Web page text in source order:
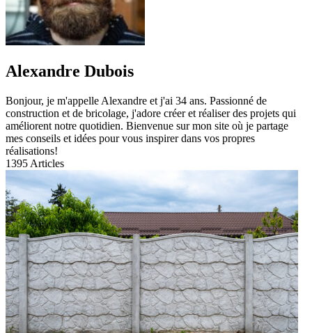
Alexandre Dubois
Bonjour, je m'appelle Alexandre et j'ai 34 ans. Passionné de
construction et de bricolage, j'adore créer et réaliser des projets qui
améliorent notre quotidien. Bienvenue sur mon site où je partage
mes conseils et idées pour vous inspirer dans vos propres
réalisations!
1395 Articles